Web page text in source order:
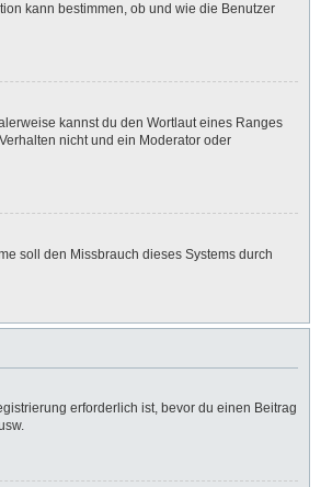
kann bestimmen, ob und wie die Benutzer
kannst du den Wortlaut eines Ranges
nicht und ein Moderator oder
soll den Missbrauch dieses Systems durch
erforderlich ist, bevor du einen Beitrag